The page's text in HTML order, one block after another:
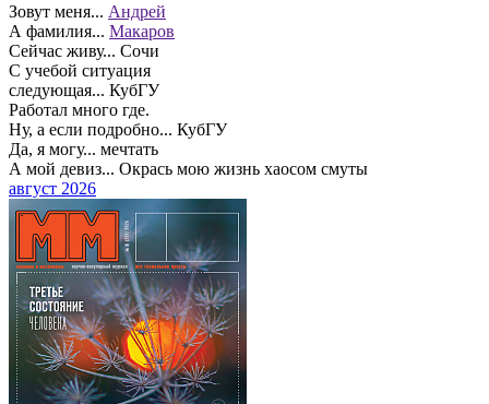
Зовут меня... Андрей
А фамилия... Макаров
Сейчас живу... Сочи
С учебой ситуация
следующая... КубГУ
Работал много где.
Ну, а если подробно... КубГУ
Да, я могу... мечтать
А мой девиз... Окрась мою жизнь хаосом смуты
август 2026